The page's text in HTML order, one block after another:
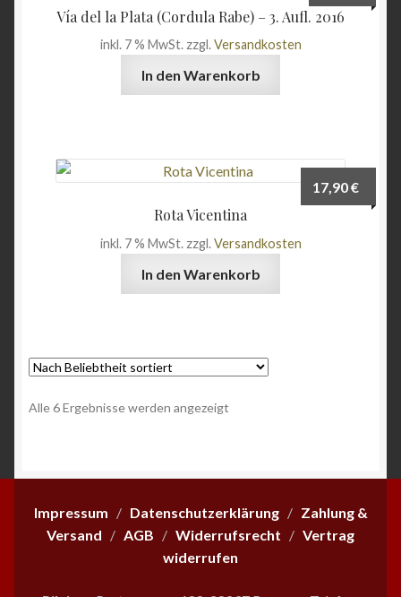
Vía del la Plata (Cordula Rabe) – 3. Aufl. 2016
inkl. 7 % MwSt. zzgl.Versandkosten
In den Warenkorb
Rota Vicentina
17,90€
inkl. 7 % MwSt. zzgl.Versandkosten
In den Warenkorb
Alle 6 Ergebnisse werden angezeigt
Impressum / Datenschutzerklärung/ Zahlung &
Versand / AGB / Widerrufsrecht / Vertrag
widerrufen